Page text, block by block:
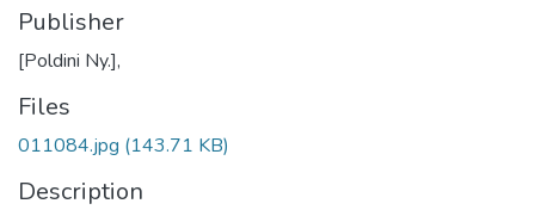
Publisher
[Poldini Ny.],
Files
011084.jpg (143.71 KB)
Description